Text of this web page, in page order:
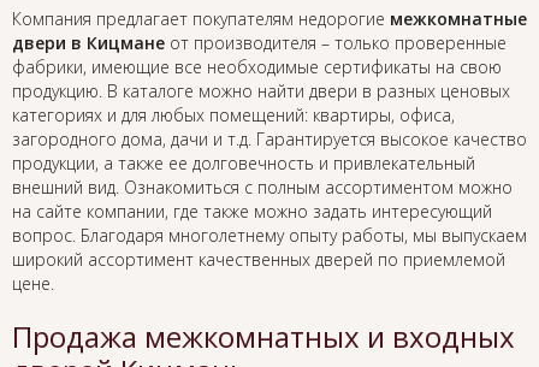
Компания предлагает покупателям недорогие межкомнатные
двери в Кицмане от производителя – только проверенные
фабрики, имеющие все необходимые сертификаты на свою
продукцию. В каталоге можно найти двери в разных ценовых
категориях и для любых помещений: квартиры, офиса,
загородного дома, дачи и т.д. Гарантируется высокое качество
продукции, а также ее долговечность и привлекательный
внешний вид. Ознакомиться с полным ассортиментом можно
на сайте компании, где также можно задать интересующий
вопрос. Благодаря многолетнему опыту работы, мы выпускаем
широкий ассортимент качественных дверей по приемлемой
цене.
Продажа межкомнатных и входных